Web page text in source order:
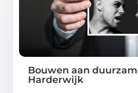
Bouwen aan
Harderwijk